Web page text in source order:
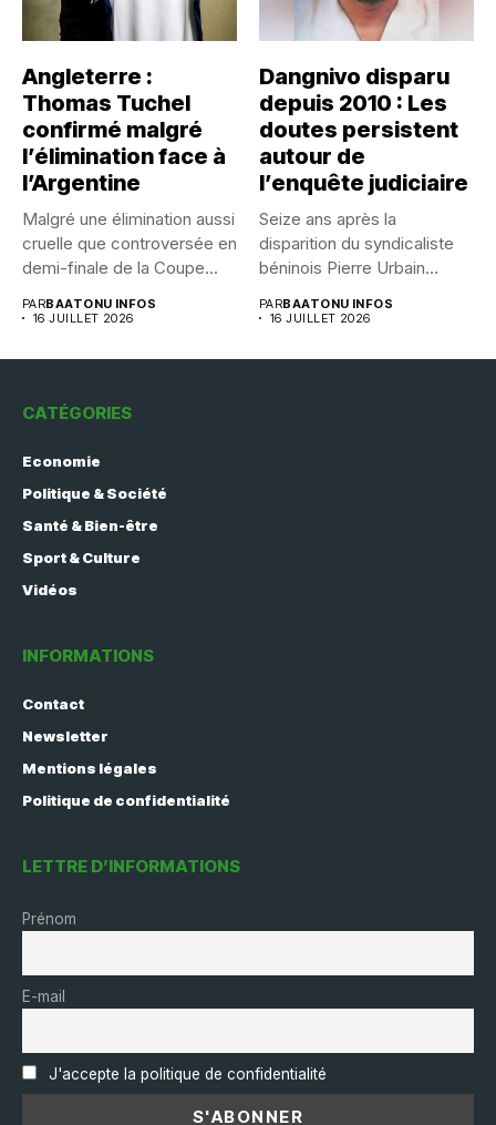
Angleterre :
Thomas Tuchel
confirmé malgré
l’élimination face à
l’Argentine
Malgré une élimination aussi
cruelle que controversée en
demi-finale de la Coupe...
PARBAATONU INFOS
16 JUILLET 2026
Dangnivo disparu
depuis 2010 : Les
doutes persistent
autour de
l’enquête judiciaire
Seize ans après la
disparition du syndicaliste
béninois Pierre Urbain
PARBAATONU INFOS
16 JUILLET 2026
CATÉGORIES
Economie
Politique & Société
Santé & Bien-être
Sport & Culture
Vidéos
INFORMATIONS
Contact
Newsletter
Mentions légales
Politique de confidentialité
LETTRE D’INFORMATIONS
Prénom
E-mail
J'accepte la politique de confidentialité